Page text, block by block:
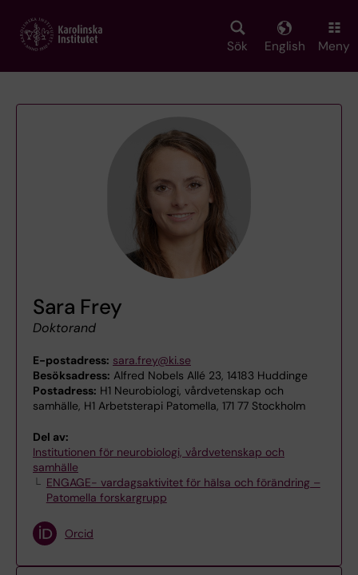
main
Sök English Meny
Sara Frey
Doktorand
E-postadress: sara.frey@ki.se
Besöksadress: Alfred Nobels Allé 23, 14183 Huddinge
Postadress: H1 Neurobiologi, vårdvetenskap och
samhälle, H1 Arbetsterapi Patomella, 171 77 Stockholm
Del av:
Institutionen för neurobiologi, vårdvetenskap och
samhälle
ENGAGE- vardagsaktivitet för hälsa och förändring –
Patomella forskargrupp
Orcid